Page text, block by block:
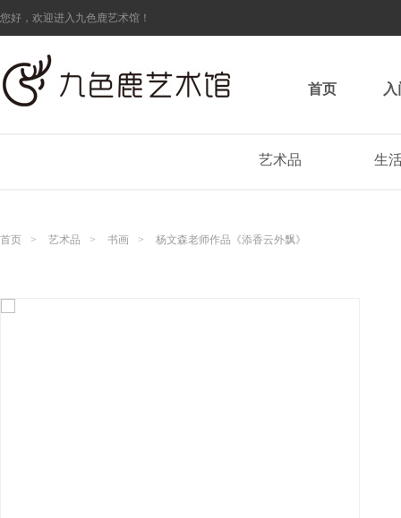
您好，欢迎进入九色鹿艺术馆！
首页
艺术品 生
首页 > 艺术品 > 书画 > 杨文森老师作品《添香云外飘》